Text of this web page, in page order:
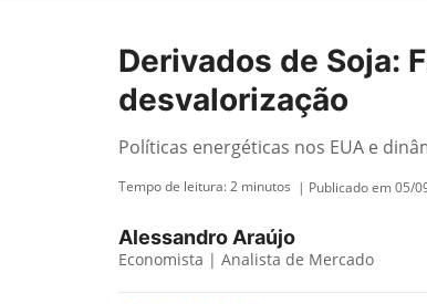
Derivados de Soja:
desvalorização
Políticas energéticas nos EUA e
Tempo de leitura:2 minutos | Publicado em 05/
Alessandro Araújo
Economista | Analista de Mercado